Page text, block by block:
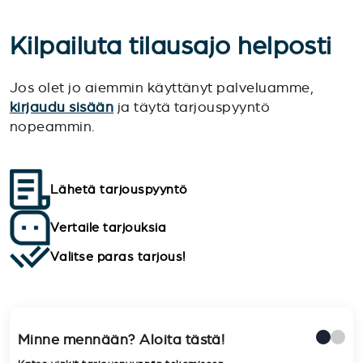
Kilpailuta tilausajo helposti
Jos olet jo aiemmin käyttänyt palveluamme,
kirjaudu sisään ja täytä tarjouspyyntö
nopeammin.
Lähetä tarjouspyyntö
Vertaile tarjouksia
Valitse paras tarjous!
Minne mennään? Aloita tästä!